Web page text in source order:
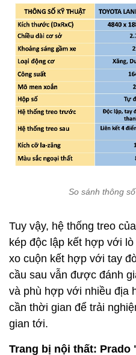
So sánh thông
Tuy vậy, hệ thống treo
kép độc lập kết hợp với
xo cuộn kết hợp với tay
cầu sau vẫn được đánh
và phù hợp với nhiều địa
cần thời gian để trải
gian tới.
Trang bị nội thất: